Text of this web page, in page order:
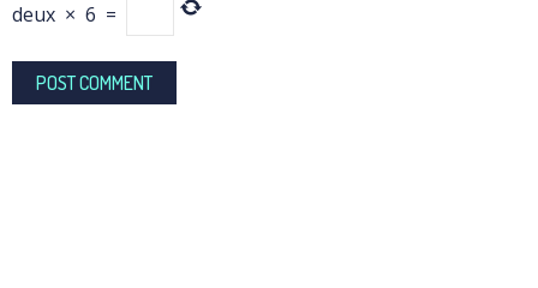
deux × 6 =